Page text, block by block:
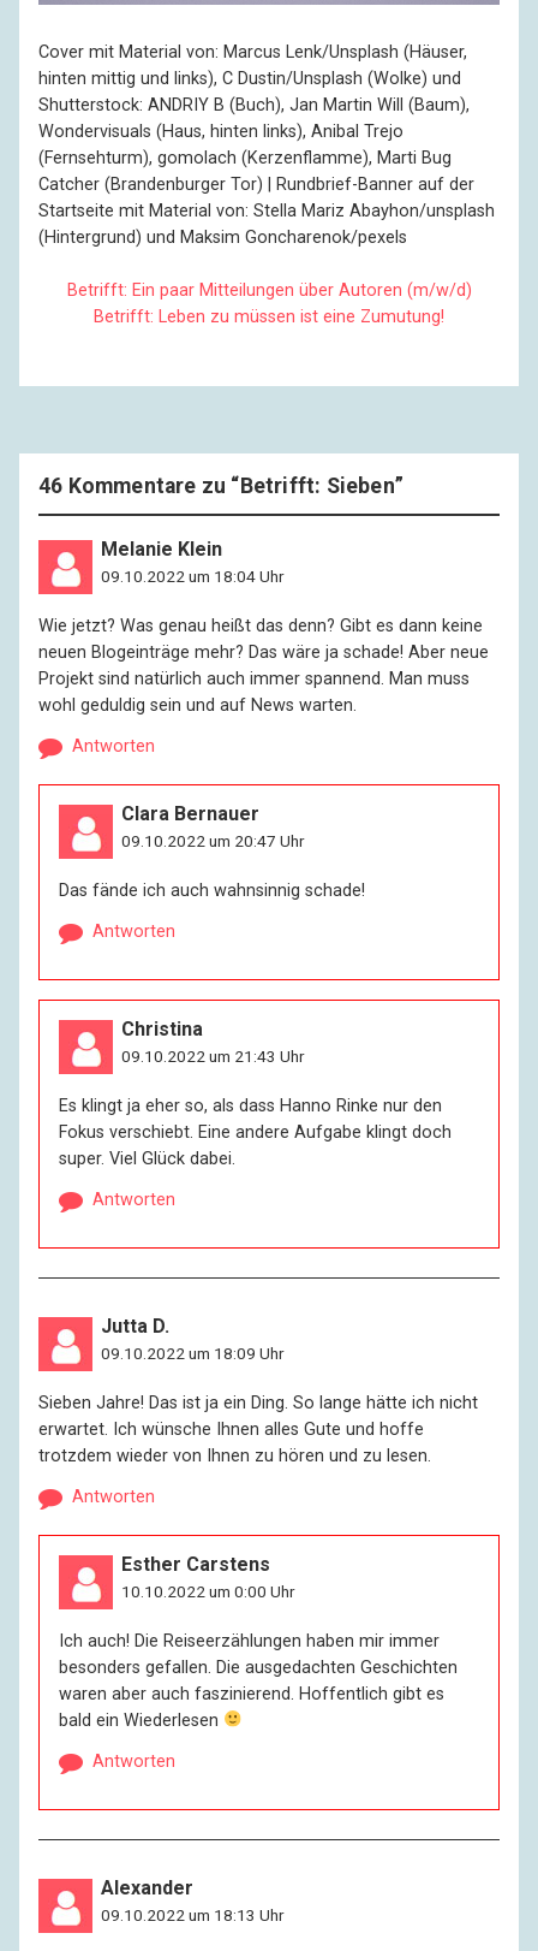
Cover mit Material von: Marcus Lenk/Unsplash (Häuser,
hinten mittig und links), C Dustin/Unsplash (Wolke) und
Shutterstock: ANDRIY B (Buch), Jan Martin Will (Baum),
Wondervisuals (Haus, hinten links), Anibal Trejo
(Fernsehturm), gomolach (Kerzenflamme), Marti Bug
Catcher (Brandenburger Tor) | Rundbrief-Banner auf der
Startseite mit Material von: Stella Mariz Abayhon/unsplash
(Hintergrund) und Maksim Goncharenok/pexels
Betrifft: Ein paar Mitteilungen über Autoren (m/w/d)
Betrifft: Leben zu müssen ist eine Zumutung!
46 Kommentare zu “ Betrifft: Sieben”
Melanie Klein
09.10.2022 um 18:04 Uhr
Wie jetzt? Was genau heißt das denn? Gibt es dann keine
neuen Blogeinträge mehr? Das wäre ja schade! Aber neue
Projekt sind natürlich auch immer spannend. Man muss
wohl geduldig sein und auf News warten.
Antworten
Clara Bernauer
09.10.2022 um 20:47 Uhr
Das fände ich auch wahnsinnig schade!
Antworten
Christina
09.10.2022 um 21:43 Uhr
Es klingt ja eher so, als dass Hanno Rinke nur den
Fokus verschiebt. Eine andere Aufgabe klingt doch
super. Viel Glück dabei.
Antworten
Jutta D.
09.10.2022 um 18:09 Uhr
Sieben Jahre! Das ist ja ein Ding. So lange hätte ich nicht
erwartet. Ich wünsche Ihnen alles Gute und hoffe
trotzdem wieder von Ihnen zu hören und zu lesen.
Antworten
Esther Carstens
10.10.2022 um 0:00 Uhr
Ich auch! Die Reiseerzählungen haben mir immer
besonders gefallen. Die ausgedachten Geschichten
waren aber auch faszinierend. Hoffentlich gibt es
bald ein Wiederlesen
Antworten
Alexander
09.10.2022 um 18:13 Uhr